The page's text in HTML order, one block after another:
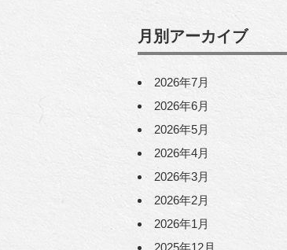
月別アーカイブ
2026年7月
2026年6月
2026年5月
2026年4月
2026年3月
2026年2月
2026年1月
2025年12月